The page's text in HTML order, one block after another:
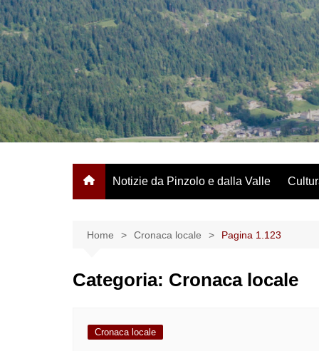
Salta
al
contenuto
Notizie da Pinzolo e dalla Valle
Home Cronaca locale Pagina 1.123
Categoria: Cronaca locale
Cronaca locale